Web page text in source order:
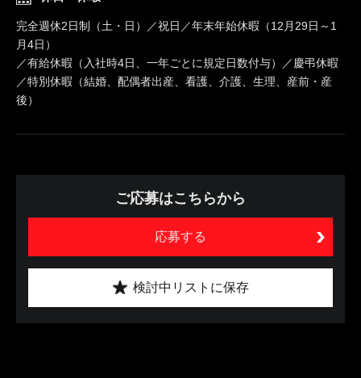
完全週休2日制（土・日）／祝日／年末年始休暇（12月29日～1
月4日）
／有給休暇（入社時4日、一年ごとに規定日数付与）／慶弔休暇
／特別休暇（結婚、配偶者出産、看護、介護、生理、産前・産
後）
ご応募はこちらから
応募する
検討中リストに保存